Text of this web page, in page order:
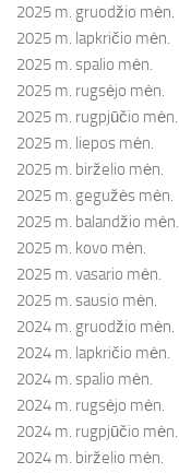
2025 m. gruodžio mėn.
2025 m. lapkričio mėn.
2025 m. spalio mėn.
2025 m. rugsėjo mėn.
2025 m. rugpjūčio mėn.
2025 m. liepos mėn.
2025 m. birželio mėn.
2025 m. gegužės mėn.
2025 m. balandžio mėn.
2025 m. kovo mėn.
2025 m. vasario mėn.
2025 m. sausio mėn.
2024 m. gruodžio mėn.
2024 m. lapkričio mėn.
2024 m. spalio mėn.
2024 m. rugsėjo mėn.
2024 m. rugpjūčio mėn.
2024 m. birželio mėn.